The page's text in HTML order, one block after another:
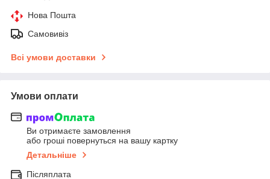
Нова Пошта
Самовивіз
Всі умови доставки
Умови оплати
Ви отримаєте замовлення
або гроші повернуться на вашу картку
Детальніше
Післяплата